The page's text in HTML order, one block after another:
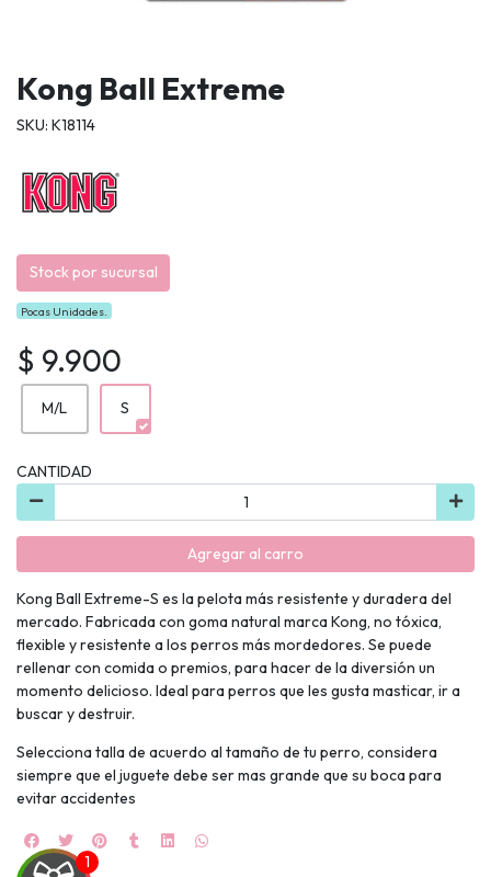
Kong Ball Extreme
SKU: K18114
Stock por sucursal
Pocas Unidades.
$ 9.900
M/L S
CANTIDAD
Agregar al carro
Kong Ball Extreme-S es la pelota más resistente y duradera del
mercado. Fabricada con goma natural marca Kong, no tóxica,
flexible y resistente a los perros más mordedores. Se puede
rellenar con comida o premios, para hacer de la diversión un
momento delicioso. Ideal para perros que les gusta masticar, ir a
buscar y destruir.
Selecciona talla de acuerdo al tamaño de tu perro, considera
siempre que el juguete debe ser mas grande que su boca para
evitar accidentes